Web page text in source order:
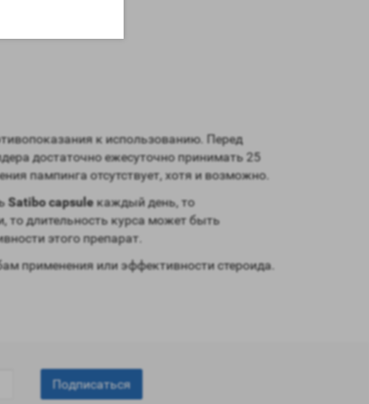
к использованию. Перед
достаточно ежесуточно принимать 25
пампинга отсутствует, хотя и возможно.
Satibo capsuleкаждый день, то
то длительность курса может быть
этого препарат.
применения или эффективности стероида.
Подписаться